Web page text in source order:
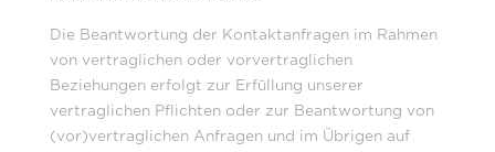
Die Beantwortung der Kontaktanfragen im Rahmen
von vertraglichen oder vorvertraglichen
Beziehungen erfolgt zur Erfüllung unserer
vertraglichen Pflichten oder zur Beantwortung von
(vor)vertraglichen Anfragen und im Übrigen auf